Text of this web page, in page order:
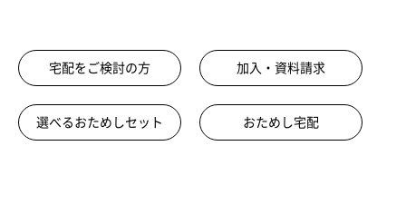
宅配をご検討の方 加入・資料請求
選べるおためしセット おためし宅配